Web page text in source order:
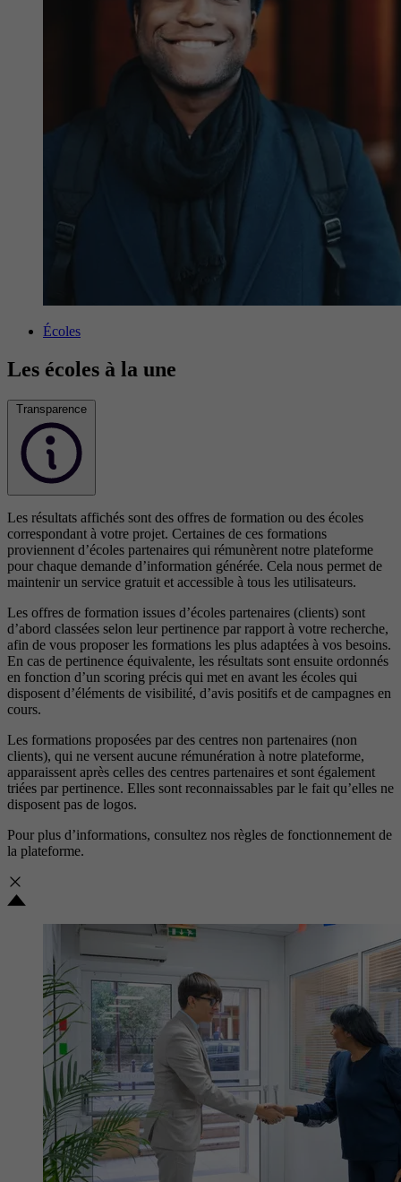
Écoles
Les écoles à la une
Transparence
Les résultats affichés sont des offres de formation ou des écoles
correspondant à votre projet. Certaines de ces formations
proviennent d’écoles partenaires qui rémunèrent notre plateforme
pour chaque demande d’information générée. Cela nous permet de
maintenir un service gratuit et accessible à tous les utilisateurs.
Les offres de formation issues d’écoles partenaires (clients) sont
d’abord classées selon leur pertinence par rapport à votre recherche,
afin de vous proposer les formations les plus adaptées à vos besoins.
En cas de pertinence équivalente, les résultats sont ensuite ordonnés
en fonction d’un scoring précis qui met en avant les écoles qui
disposent d’éléments de visibilité, d’avis positifs et de campagnes en
cours.
Les formations proposées par des centres non partenaires (non
clients), qui ne versent aucune rémunération à notre plateforme,
apparaissent après celles des centres partenaires et sont également
triées par pertinence. Elles sont reconnaissables par le fait qu’elles ne
disposent pas de logos.
Pour plus d’informations, consultez nos règles de fonctionnement de
la plateforme.